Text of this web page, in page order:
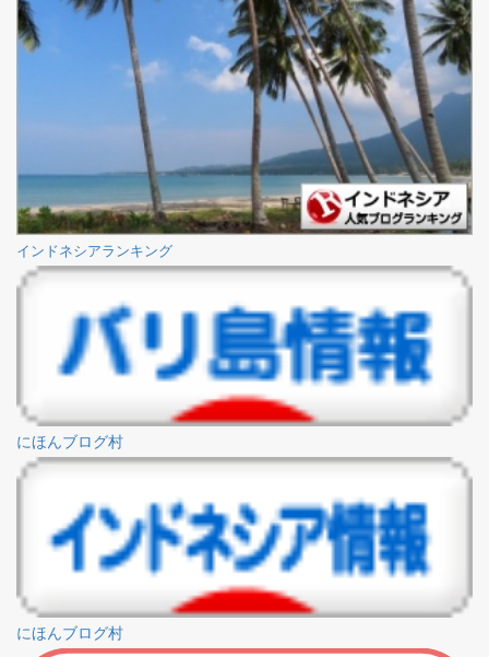
インドネシアランキング
にほんブログ村
にほんブログ村